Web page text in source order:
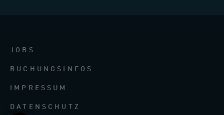
JOBS
BUCHUNGSINFOS
IMPRESSUM
DATENSCHUTZ